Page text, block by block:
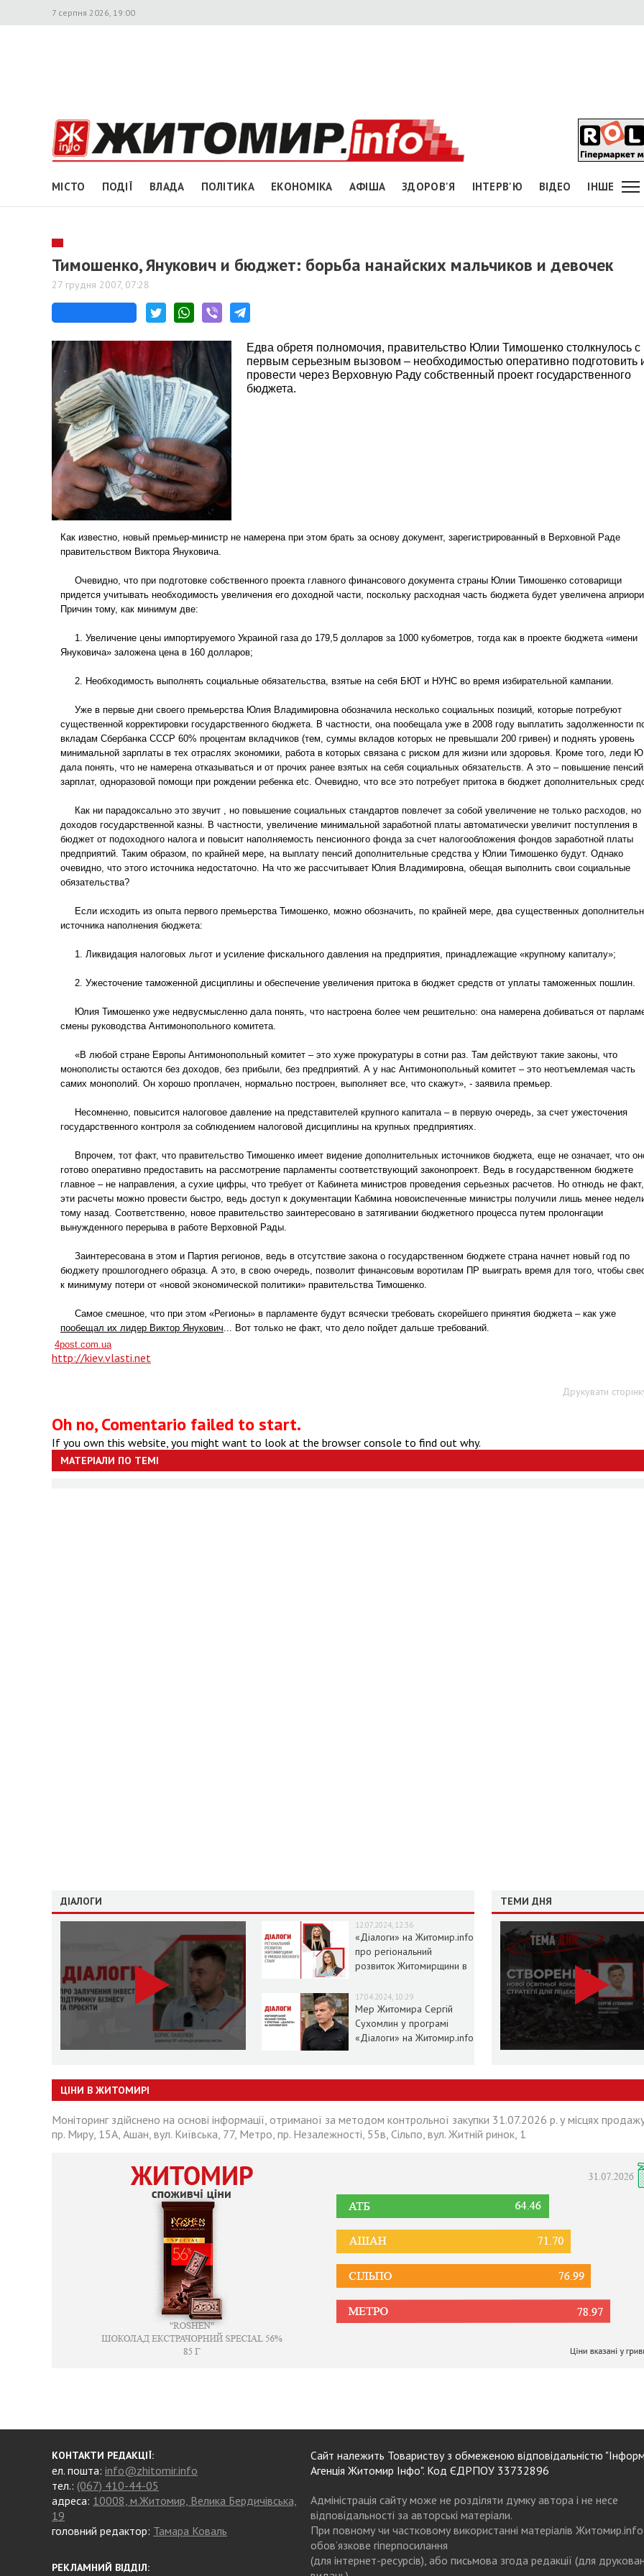
7 серпня 2026, 19:00
МІСТО ПОДІЇ ВЛАДА ПОЛІТИКА ЕКОНОМІКА АФІША ЗДОРОВ'Я ІНТЕРВ'Ю ВІДЕО ІНШЕ
Тимошенко, Янукович и бюджет: борьба нанайских мальчиков и девочек
27 грудня 2007, 07:28
Едва обретя полномочия, правительство Юлии Тимошенко столкнулось с
первым серьезным вызовом – необходимостью оперативно подготовить
провести через Верховную Раду собственный проект государственного
бюджета.
Как известно, новый премьер-министр не намерена при этом брать за основу документ, зарегистрированный в Верховной Раде
правительством Виктора Януковича.
Очевидно, что при подготовке собственного проекта главного финансового документа страны Юлии Тимошенко сотоварищи
придется учитывать необходимость увеличения его доходной части, поскольку расходная часть бюджета будет увеличена
Причин тому, как минимум две:
1. Увеличение цены импортируемого Украиной газа до 179,5 долларов за 1000 кубометров, тогда как в проекте бюджета «имени
Януковича» заложена цена в 160 долларов;
2. Необходимость выполнять социальные обязательства, взятые на себя БЮТ и НУНС во время избирательной кампании.
Уже в первые дни своего премьерства Юлия Владимировна обозначила несколько социальных позиций, которые потребуют
существенной корректировки государственного бюджета. В частности, она пообещала уже в 2008 году выплатить задолженности
вкладам Сбербанка СССР 60% процентам вкладчиков (тем, суммы вкладов которых не превышали 200 гривен) и поднять уровень
минимальной зарплаты в тех отраслях экономики, работа в которых связана с риском для жизни или здоровья. Кроме того, леди Ю
дала понять, что не намерена отказываться и от прочих ранее взятых на себя социальных обязательств. А это – повышение
зарплат, одноразовой помощи при рождении ребенка etc. Очевидно, что все это потребует притока в бюджет дополнительных
Как ни парадоксально это звучит , но повышение социальных стандартов повлечет за собой увеличение не только расходов, но
доходов государственной казны. В частности, увеличение минимальной заработной платы автоматически увеличит поступления в
бюджет от подоходного налога и повысит наполняемость пенсионного фонда за счет налогообложения фондов заработной платы
предприятий. Таким образом, по крайней мере, на выплату пенсий дополнительные средства у Юлии Тимошенко будут. Однако
очевидно, что этого источника недостаточно. На что же рассчитывает Юлия Владимировна, обещая выполнить свои социальные
обязательства?
Если исходить из опыта первого премьерства Тимошенко, можно обозначить, по крайней мере, два существенных
источника наполнения бюджета:
1. Ликвидация налоговых льгот и усиление фискального давления на предприятия, принадлежащие «крупному капиталу»;
2. Ужесточение таможенной дисциплины и обеспечение увеличения притока в бюджет средств от уплаты таможенных пошлин.
Юлия Тимошенко уже недвусмысленно дала понять, что настроена более чем решительно: она намерена добиваться от
смены руководства Антимонопольного комитета.
«В любой стране Европы Антимонопольный комитет – это хуже прокуратуры в сотни раз. Там действуют такие законы, что
монополисты остаются без доходов, без прибыли, без предприятий. А у нас Антимонопольный комитет – это неотъемлемая часть
самих монополий. Он хорошо проплачен, нормально построен, выполняет все, что скажут», - заявила премьер.
Несомненно, повысится налоговое давление на представителей крупного капитала – в первую очередь, за счет ужесточения
государственного контроля за соблюдением налоговой дисциплины на крупных предприятиях.
Впрочем, тот факт, что правительство Тимошенко имеет видение дополнительных источников бюджета, еще не означает, что
готово оперативно предоставить на рассмотрение парламенты соответствующий законопроект. Ведь в государственном бюджете
главное – не направления, а сухие цифры, что требует от Кабинета министров проведения серьезных расчетов. Но отнюдь не
эти расчеты можно провести быстро, ведь доступ к документации Кабмина новоиспеченные министры получили лишь менее
тому назад. Соответственно, новое правительство заинтересовано в затягивании бюджетного процесса путем пролонгации
вынужденного перерыва в работе Верховной Рады.
Заинтересована в этом и Партия регионов, ведь в отсутствие закона о государственном бюджете страна начнет новый год по
бюджету прошлогоднего образца. А это, в свою очередь, позволит финансовым воротилам ПР выиграть время для того, чтобы
к минимуму потери от «новой экономической политики» правительства Тимошенко.
Самое смешное, что при этом «Регионы» в парламенте будут всячески требовать скорейшего принятия бюджета – как уже
пообещал их лидер Виктор Янукович... Вот только не факт, что дело пойдет дальше требований.
4post.com.ua
http://kiev.vlasti.net
Друкувати
Oh no, Comentario failed to start.
If you own this website, you might want to look at the browser console to find out why.
МАТЕРІАЛИ ПО ТЕМІ
ДІАЛОГИ
12.07.2024, 12:36
«Діалоги» на Житомир.info
про регіональний
розвиток Житомирщини в
17.04.2024, 10:29
Мер Житомира Сергій
Сухомлин у програмі
«Діалоги» на Житомир.info
ТЕМИ ДНЯ
ЦІНИ В ЖИТОМИРІ
Моніторинг здійснено на основі інформації, отриманої за методом контрольної закупки 31.07.2026 р. у місцях
пр. Миру, 15А, Ашан, вул. Київська, 77, Метро, пр. Незалежності, 55в, Сільпо, вул. Житній ринок, 1
КОНТАКТИ РЕДАКЦІЇ:
ел. пошта: info@zhitomir.info
тел.: (067) 410-44-05
адреса: 10008, м.Житомир, Велика Бердичівська,
19
головний редактор: Тамара Коваль
РЕКЛАМНИЙ ВІДДІЛ:
Сайт належить Товариству з обмеженою відповідальністю
Агенція Житомир Інфо". Код ЄДРПОУ 33732896
Адміністрація сайту може не розділяти думку автора і не несе
відповідальності за авторські матеріали.
При повному чи частковому використанні матеріалів Житомир.info
обов’язкове гіперпосилання
(для інтернет-ресурсів), або письмова згода редакції (для